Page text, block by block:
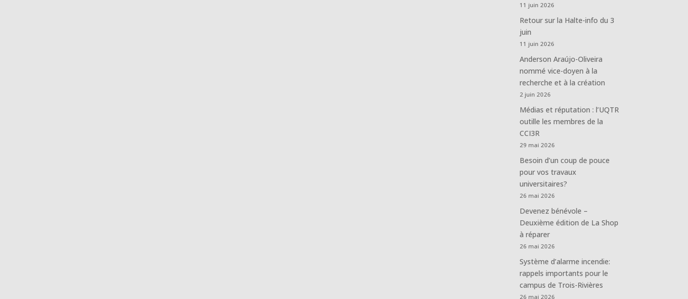
11 juin 2026
Retour sur la Halte-info du 3
juin
11 juin 2026
Anderson Araújo-Oliveira
nommé vice-doyen à la
recherche et à la création
2 juin 2026
Médias et réputation : l’UQTR
outille les membres de la
CCI3R
29 mai 2026
Besoin d’un coup de pouce
pour vos travaux
universitaires?
26 mai 2026
Devenez bénévole –
Deuxième édition de La Shop
à réparer
26 mai 2026
Système d’alarme incendie:
rappels importants pour le
campus de Trois-Rivières
26 mai 2026